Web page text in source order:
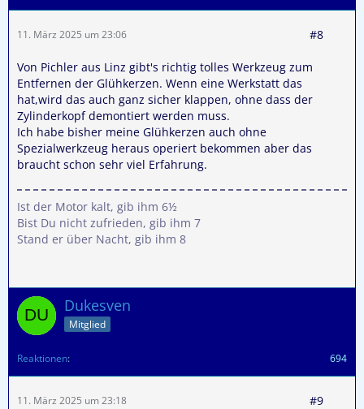
11. März 2025 um 23:06 #8
Von Pichler aus Linz gibt's richtig tolles Werkzeug zum
Entfernen der Glühkerzen. Wenn eine Werkstatt das
hat,wird das auch ganz sicher klappen, ohne dass der
Zylinderkopf demontiert werden muss.
Ich habe bisher meine Glühkerzen auch ohne
Spezialwerkzeug heraus operiert bekommen aber das
braucht schon sehr viel Erfahrung.
Ist der Motor kalt, gib ihm 6½
Bist Du nicht zufrieden, gib ihm 7
Stand er über Nacht, gib ihm 8
Dukesven
Mitglied
Reaktionen 694
11. März 2025 um 23:18 #9